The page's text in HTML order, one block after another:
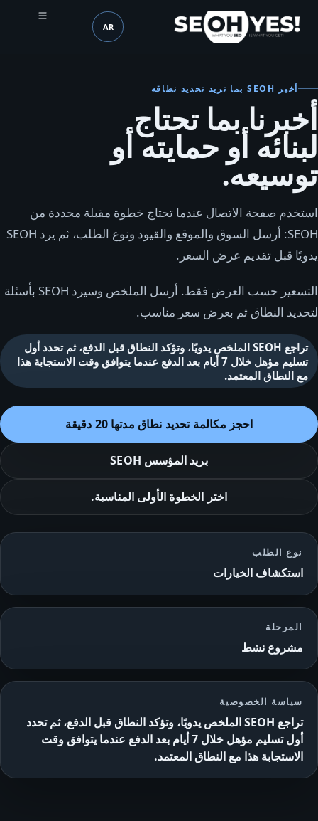
SEOH اللغة (mobile header)
AR
أخبر SEOH بما تريد تحديد نطاقه
أخبرنا بما تحتاج
لبنائه أو حمايته أو
توسيعه.
استخدم صفحة الاتصال عندما تحتاج خطوة مقبلة محددة من
SEOH: أرسل السوق والموقع والقيود ونوع الطلب، ثم يرد SEOH
يدويًا قبل تقديم عرض السعر.
التسعير حسب العرض فقط. أرسل الملخص وسيرد SEOH بأسئلة
لتحديد النطاق ثم بعرض سعر مناسب.
تراجع SEOH الملخص يدويًا، وتؤكد النطاق قبل الدفع، ثم تحدد أول
تسليم مؤهل خلال 7 أيام بعد الدفع عندما يتوافق وقت الاستجابة هذا
مع النطاق المعتمد.
احجز مكالمة تحديد نطاق مدتها 20 دقيقة
بريد المؤسس
اختر الخطوة الأولى المناسبة.
نوع الطلب
استكشاف الخيارات
المرحلة
مشروع نشط
سياسة الخصوصية
تراجع SEOH الملخص يدويًا، وتؤكد النطاق قبل الدفع، ثم تحدد
أول تسليم مؤهل خلال 7 أيام بعد الدفع عندما يتوافق وقت
الاستجابة هذا مع النطاق المعتمد.